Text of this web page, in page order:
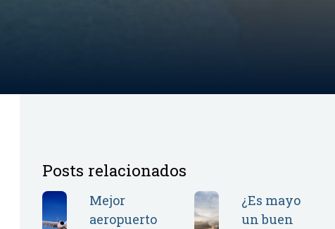
Posts relacionados
Mejor
aeropuerto
¿Es mayo
un buen